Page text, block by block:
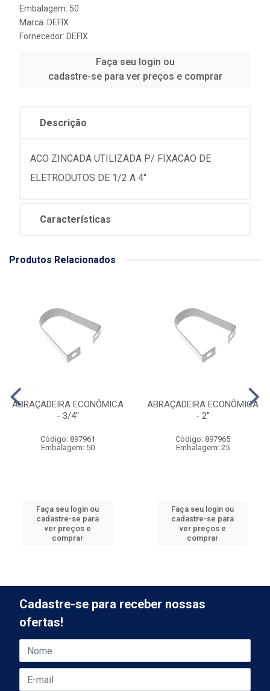
Embalagem: 50
Marca: DEFIX
Fornecedor: DEFIX
Faça seu login ou
cadastre-se para ver preços e comprar
Descrição
ACO ZINCADA UTILIZADA P/ FIXACAO DE
ELETRODUTOS DE 1/2 A 4''
Características
Produtos Relacionados
ABRAÇADEIRA ECONÔMICA
- 3/4''
Código: 897961
Embalagem: 50
Faça seu login ou
cadastre-se para
ver preços e
comprar
ABRAÇADEIRA ECONÔMICA
- 2''
Código: 897965
Embalagem: 25
Faça seu login ou
cadastre-se para
ver preços e
comprar
Cadastre-se para receber nossas
ofertas!